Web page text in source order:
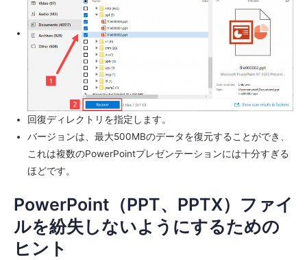
回復ディレクトリを指定します。
バージョンは、最大500MBのデータを復元することができ、
これは複数のPowerPointプレゼンテーションには十分すぎる
ほどです。
PowerPoint（PPT、PPTX）ファイ
ルを紛失しないようにするための
ヒント